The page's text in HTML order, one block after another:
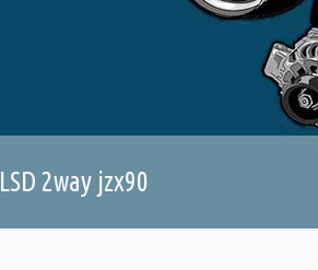
LSD 2way jzx90